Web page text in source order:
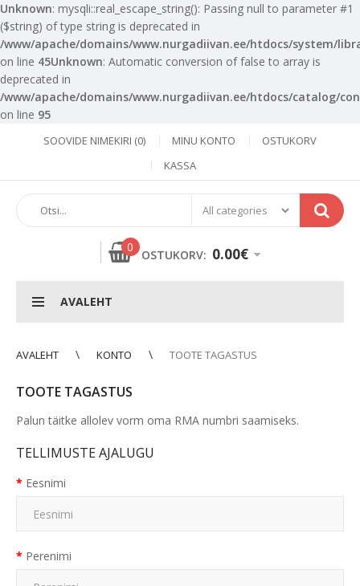
Unknown: mysqli::real_escape_string(): Passing null to parameter #1
($string) of type string is deprecated in
/www/apache/domains/www.nurgadiivan.ee/htdocs/system/
on line 45Unknown: Automatic conversion of false to array is
deprecated in
/www/apache/domains/www.nurgadiivan.ee/htdocs/catalog/
on line 95
SOOVIDE NIMEKIRI (0) MINU KONTO
OSTUKORV
KASSA
0
OSTUKORV: 0.00€
AVALEHT
AVALEHT KONTO TOOTE TAGASTUS
TOOTE TAGASTUS
Palun täitke allolev vorm oma RMA numbri saamiseks.
TELLIMUSTE AJALUGU
Eesnimi
Perenimi